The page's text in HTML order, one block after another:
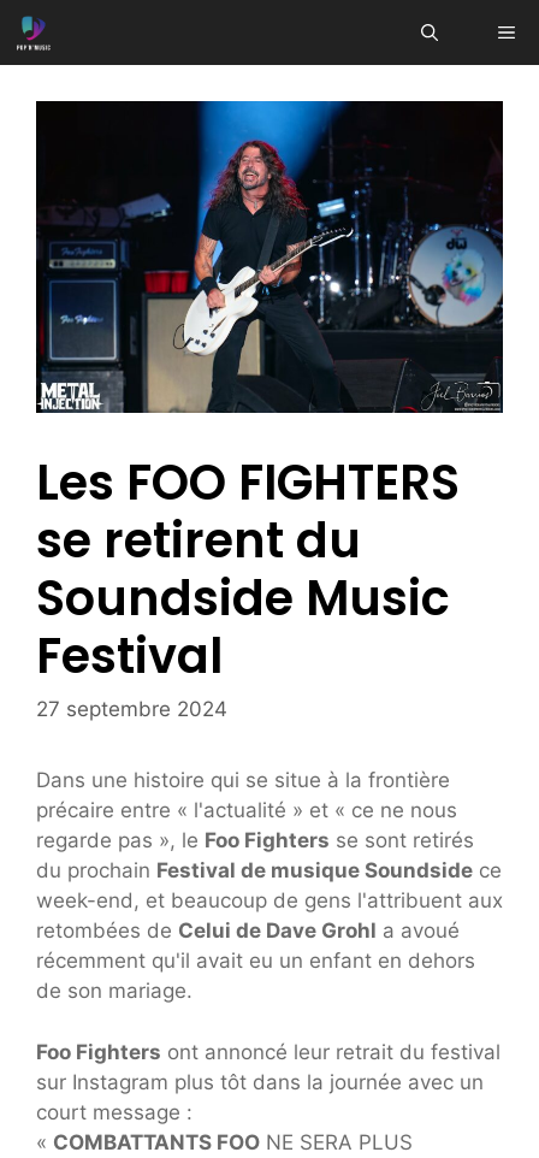
Aller
au
Les FOO FIGHTERS
se retirent du
Soundside Music
Festival
27 septembre 2024
Dans une histoire qui se situe à la frontière
précaire entre « l'actualité » et « ce ne nous
regarde pas », le Foo Fighters se sont retirés
du prochain Festival de musique Soundside ce
week-end, et beaucoup de gens l'attribuent aux
retombées de Celui de Dave Grohl a avoué
récemment qu'il avait eu un enfant en dehors
de son mariage.
Foo Fighters ont annoncé leur retrait du festival
sur Instagram plus tôt dans la journée avec un
court message :
« COMBATTANTS FOO NE SERA PLUS